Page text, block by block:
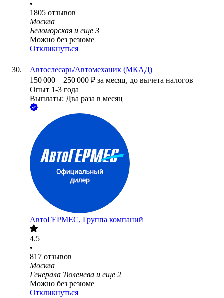
•
1805 отзывов
Москва
Беломорская и еще 3
Можно без резюме
Откликнуться
Автослесарь/Автомеханик (МКАД)
150 000 – 250 000 ₽ за месяц, до вычета налогов
Опыт 1-3 года
Выплаты: Два раза в месяц
АвтоГЕРМЕС, Группа компаний
4.5
•
817 отзывов
Москва
Генерала Тюленева и еще 2
Можно без резюме
Откликнуться